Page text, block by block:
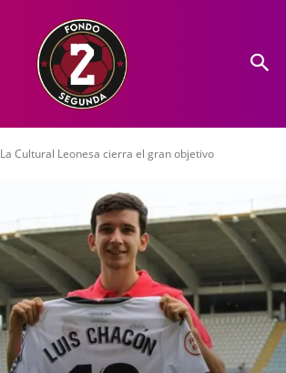
La Cultural Leonesa cierra el gran objetivo